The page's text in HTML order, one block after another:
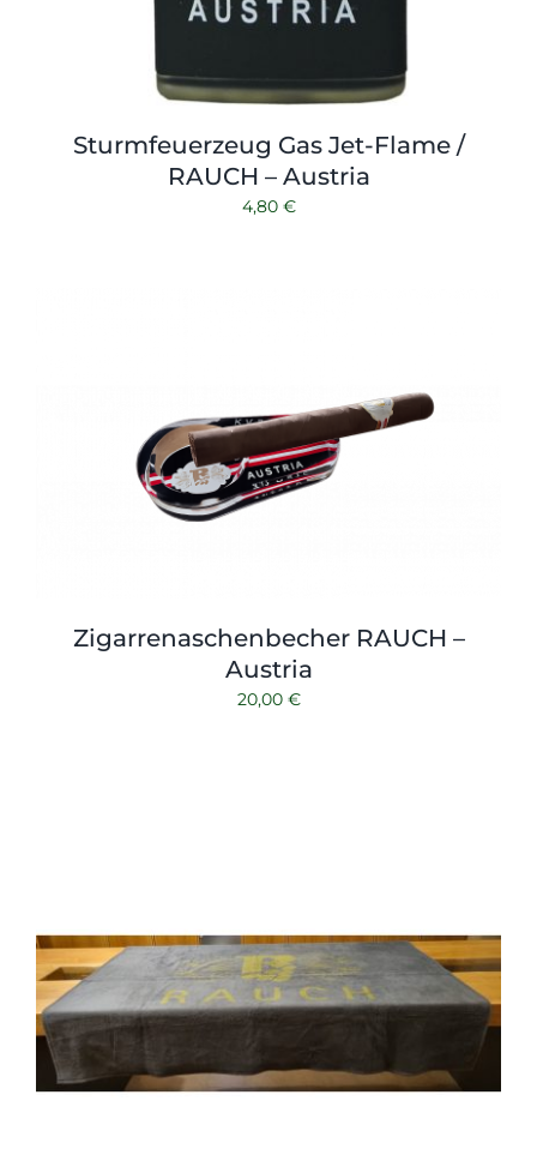
Sturmfeuerzeug Gas Jet-Flame /
RAUCH – Austria
4,80 €
Zigarrenaschenbecher RAUCH –
Austria
20,00 €